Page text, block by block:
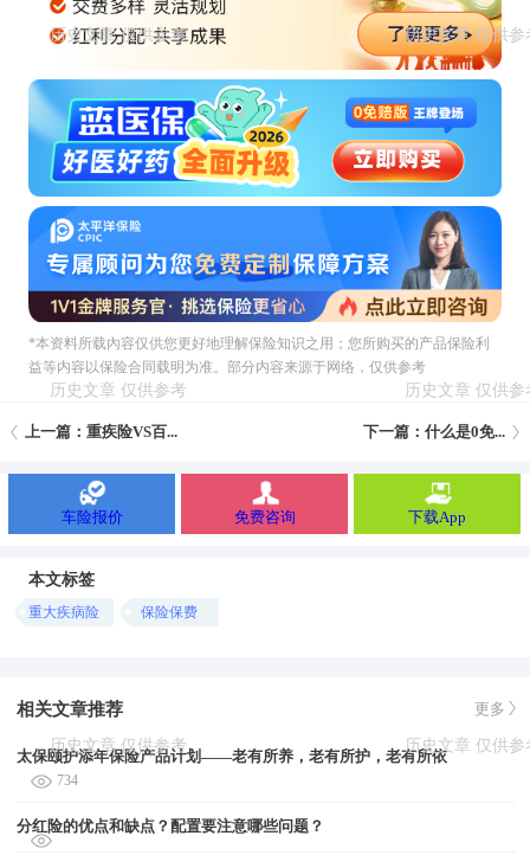
*本资料所载內容仅供您更好地理解保险知识之用；您所购买的产品保险利
益等内容以保险合同载明为准。部分内容来源于网络，仅供参考
上一篇：重疾险VS百... 下一篇：什么是0免...
车险报价 免费咨询 下载App
本文标签
重大疾病险 保险保费
相关文章推荐 更多
太保颐护添年保险产品计划——老有所养，老有所护，老有所依
734
分红险的优点和缺点？配置要注意哪些问题？